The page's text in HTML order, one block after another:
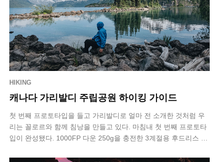
HIKING
캐나다 가리발디 주립공원 하이킹 가이드
첫 번째 프로토타입을 들고 가리발디로 얼마 전 소개한 것처럼 우
리는 꼴로르와 함께 침낭을 만들고 있다. 마침내 첫 번째 프로토타
입이 완성됐다. 1000FP 다운 250g을 충전한 3계절용 후드리스 침